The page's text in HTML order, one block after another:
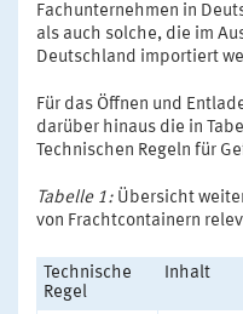
Fachunternehmen in
als auch solche, die im
Deutschland importiert
Für das Öffnen und
darüber hinaus die in
Technischen Regeln für
Tabelle 1: Übersicht
von Frachtcontainern
Technische
Regel
Inhalt